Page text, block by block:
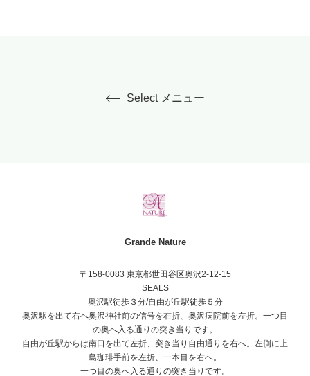
Select メニュー
Grande Nature
〒158-0083 東京都世田谷区奥沢2-12-15
SEALS
奥沢駅徒歩３分/自由が丘駅徒歩５分
奥沢駅を出て右へ奥沢神社前の信号を右折、奥沢病院前を左折。一つ目
の奥へ入る通りの突き当りです。
自由が丘駅からは南口を出て左折、突き当り自由通りを右へ。左側に上
島珈琲手前を左折、一本目を右へ。
一つ目の奥へ入る通りの突き当りです。